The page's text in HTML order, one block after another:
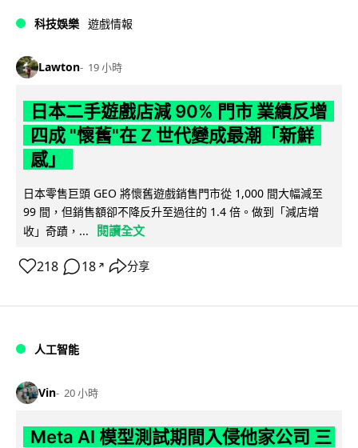
科技娛樂 遊戲情報
Lawton 19 小時
日本二手遊戲店減 90% 門市 業績反增
四成 "懷舊"在 Z 世代變成最潮「新鮮
感」
日本零售巨頭 GEO 將懷舊遊戲銷售門市從 1,000 間大幅減至
99 間，但銷售額卻不降反升至過往的 1.4 倍。做到「減店增
收」奇蹟，...
閱讀全文
218 18 ↗ 分享
人工智能
Vin 20 小時
Meta AI 模型測試期間入侵他家公司 三